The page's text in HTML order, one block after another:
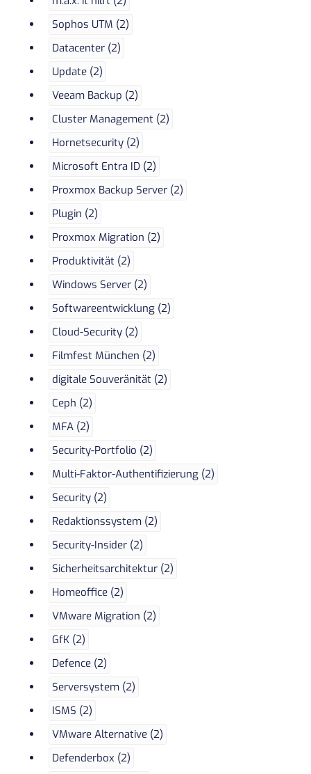
Sophos UTM (2)
Datacenter (2)
Update (2)
Veeam Backup (2)
Cluster Management (2)
Hornetsecurity (2)
Microsoft Entra ID (2)
Proxmox Backup Server (2)
Plugin (2)
Proxmox Migration (2)
Produktivität (2)
Windows Server (2)
Softwareentwicklung (2)
Cloud-Security (2)
Filmfest München (2)
digitale Souveränität (2)
Ceph (2)
MFA (2)
Security-Portfolio (2)
Multi-Faktor-Authentifizierung (2)
Security (2)
Redaktionssystem (2)
Security-Insider (2)
Sicherheitsarchitektur (2)
Homeoffice (2)
VMware Migration (2)
GfK (2)
Defence (2)
Serversystem (2)
ISMS (2)
VMware Alternative (2)
Defenderbox (2)